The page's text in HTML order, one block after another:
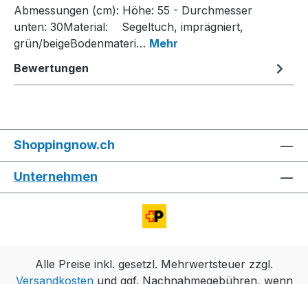
Abmessungen (cm): Höhe: 55 - Durchmesser
unten: 30Material: Segeltuch, imprägniert,
grün/beigeBodenmateri… Mehr
Bewertungen
Shoppingnow.ch
Unternehmen
Alle Preise inkl. gesetzl. Mehrwertsteuer zzgl.
Versandkostenund ggf. Nachnahmegebühren, wenn